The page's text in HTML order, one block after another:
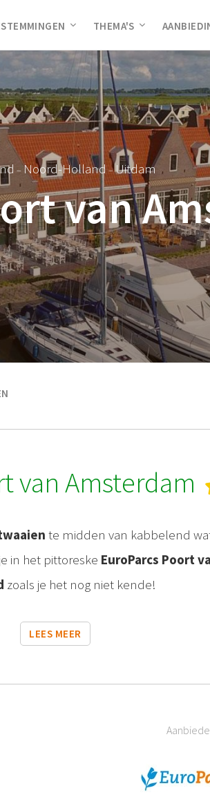
THEMA'S
– Noord-Holland–Uitdam
van
van Amsterdam
te midden van kabbelend
in het pittoreske EuroParcs Poort
zoals je het nog niet kende!
LEES MEER